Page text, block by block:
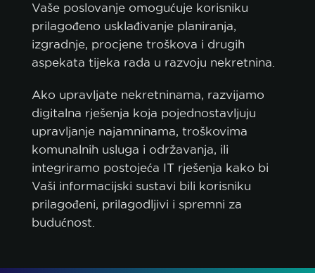
Vaše poslovanje omogućuje korisniku
prilagođeno usklađivanje planiranja,
izgradnje, procjene troškova i drugih
aspekata tijeka rada u razvoju nekretnina.
Ako upravljate nekretninama, razvijamo
digitalna rješenja koja pojednostavljuju
upravljanje najamninama, troškovima
komunalnih usluga i održavanja, ili
integriramo postojeća IT rješenja kako bi
Vaši informacijski sustavi bili korisniku
prilagođeni, prilagodljivi i spremni za
budućnost.